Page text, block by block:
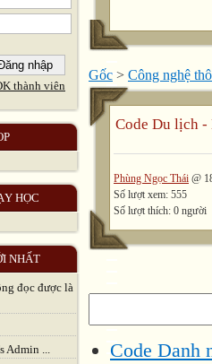
thành viên
HỌC
NHẤT
đọc được là
Admin ...
Gốc > Công nghệ
Code Du lịch -
Phùng Ngọc Thái @
Số lượt xem: 555
Số lượt thích: 0 người
Code Danh